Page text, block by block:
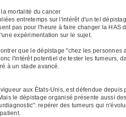
mortalité du cancer
entretemps sur l'intérêt d'un tel
pas pour l'heure à faire changer la
expérimentation sur le sujet.
que le dépistage "chez les
l'intérêt potentiel de tester les fumeurs,
à un stade avancé.
aux États-Unis, est défendue
le dépistage organisé présente aussi
repérer des tumeurs qui